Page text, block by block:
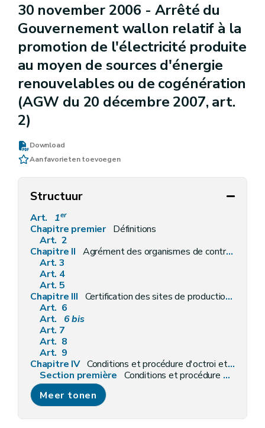
30 november 2006 - Arrêté du
Gouvernement wallon relatif à la
promotion de l'électricité produite
au moyen de sources d'énergie
renouvelables ou de cogénération
(AGW du 20 décembre 2007, art.
2)
Download
Aan favorieten toevoegen
Structuur
Art. 1er
Chapitre premier Définitions
Art. 2
Chapitre II Agrément des organismes de contrôle
Art. 3
Art. 4
Art. 5
Chapitre III Certification des sites de production d'électricité à partir de sources d'énergie renouvelables et/ou de cogénération
Art. 6
Art.
6bis
Art. 7
Art. 8
Art. 9
Chapitre IV Conditions et procédure d'octroi et de suspension des labels de garantie d'origine et des certificats verts
Section première Conditions et procédure d'octroi des labels de garantie d'origine et des certificats verts
Art. 10
Art. 11
Art. 12
Meer tonen